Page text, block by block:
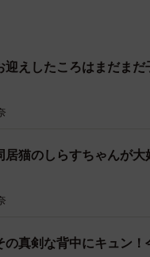
めめがキュートなめかぶちゃん
が寂しくないようにと、
迎えしたころはまだま
居猫のしらすちゃんが
の真剣な背中にキュン